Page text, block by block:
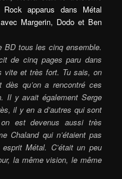
apparus dans Métal
Margerin, Dodo et Ben
tous les cinq ensemble.
de cinq pages paru dans
vite et très fort. Tu sais, on
qu’on a rencontré ces
Il y avait également Serge
il y en a d’autres qui sont
est devenus aussi très
Chaland qui n’étaient pas
Métal. C’était un peu
la même vision, le même